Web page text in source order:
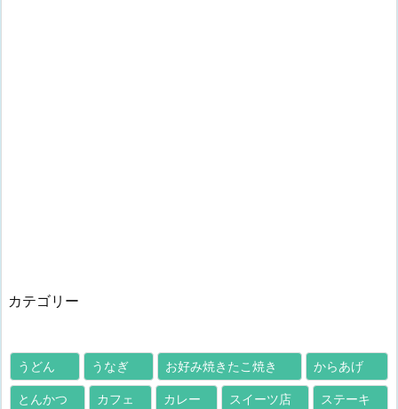
カテゴリー
うどん うなぎ お好み焼きたこ焼き からあげ
とんかつ カフェ カレー スイーツ店 ステーキ